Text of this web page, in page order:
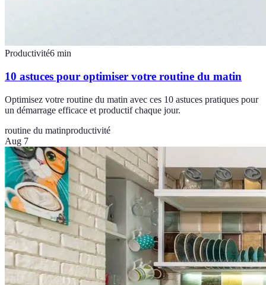
Productivité6 min
10 astuces pour optimiser votre routine du matin
Optimisez votre routine du matin avec ces 10 astuces pratiques pour
un démarrage efficace et productif chaque jour.
routine du matinproductivité
Aug 7